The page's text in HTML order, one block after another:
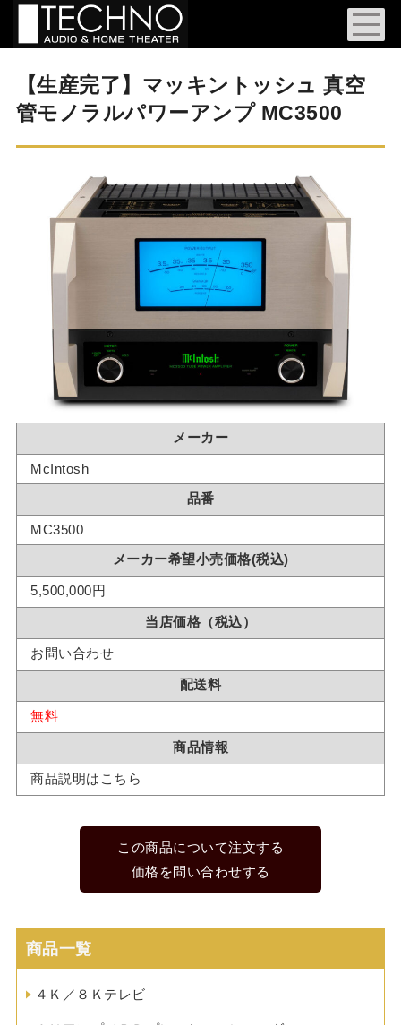
【生産完了】マッキントッシュ 真空
管モノラルパワーアンプ MC3500
メーカー
McIntosh
品番
MC3500
メーカー希望小売価格(税込)
5,500,000円
当店価格（税込）
お問い合わせ
配送料
無料
商品情報
商品説明はこちら
この商品について注文する
価格を問い合わせする
商品一覧
４Ｋ／８Ｋテレビ